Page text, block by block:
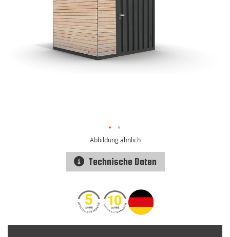
Abbildung ähnlich
Technische Daten
springen